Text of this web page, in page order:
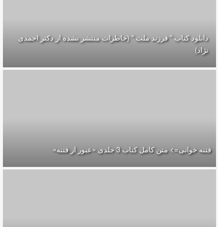
دانلود کتاب " فرزند ملت " (خاطرات منتشر نشده از دکتر احمدی
نژاد)
فتنه خوانی=> متن کامل کتاب 3 جلدی «عبور از فتنه»